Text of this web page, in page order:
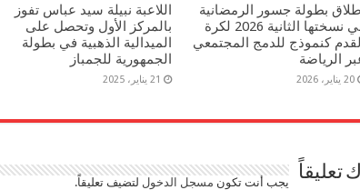
بطولة جسور الرمضانية
في نسختها الثانية 2026 لكرة
كنموذج للدمج المجتمعي
الرياضة
20 يناير، 2026
اللاعبة نبيلة سيد عباس تفوز
بالمركز الأول وتحصل على
الميدالية الذهبية في بطولة
الجمهورية للجمباز
21 يناير، 2025
تعليقاً يجب أنت تكون مسجل الدخول لتضيف تعليقاً.